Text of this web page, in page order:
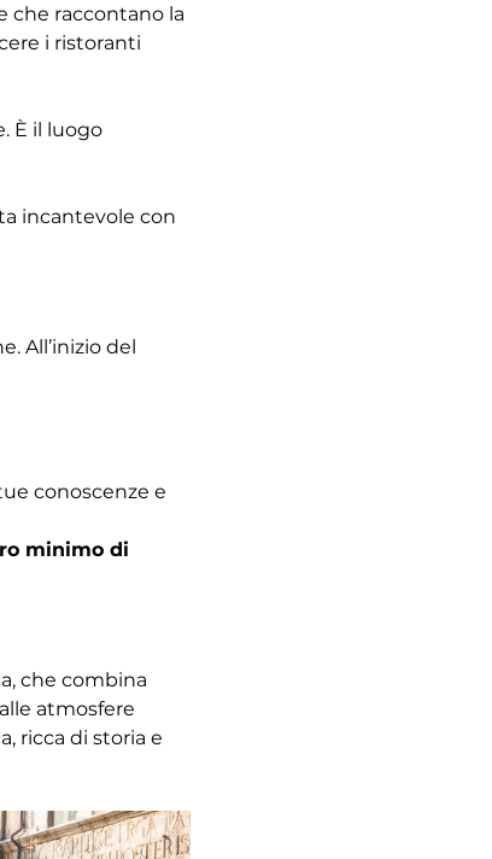
che raccontano la
i ristoranti
È il luogo
incantevole con
All’inizio del
conoscenze e
minimo di
che combina
atmosfere
ricca di storia e